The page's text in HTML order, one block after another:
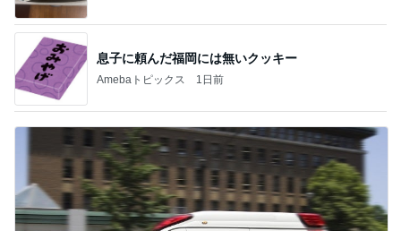
息子に頼んだ福岡には無いクッキー
Amebaトピックス 1日前